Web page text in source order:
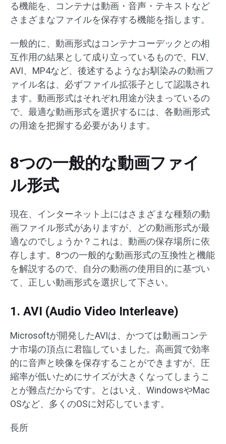
る機能を、コンテナは動画・音声・テキストなど
さまざまなファイルを保存する機能を指します。
一般的に、動画形式はコンテナコーデックとの相
互作用の結果として成り立っているもので、FLV、
AVI、MP4など、後述するようなお馴染みの動画フ
ァイル名は、必ずファイル拡張子として認識され
ます。動画形式はそれぞれ用途が決まっているの
で、最適な動画形式を選択するには、各動画形式
の用途を把握する必要があります。
8つの一般的な動画ファイ
ル形式
現在、インターネット上にはさまざまな種類の動
画ファイル形式がありますが、どの動画形式が最
適なのでしょうか？これは、動画の保存場所に依
存します。8つの一般的な動画形式の互換性と機能
を解説するので、自分の動画の使用目的に基づい
て、正しい動画形式を選択して下さい。
1. AVI (Audio Video Interleave)
Microsoftが開発したAVIは、かつては動画コンテ
ナ市場の頂点に君臨していました。高画質で効率
的に音声と映像を保存することができますが、圧
縮率が低いためにサイズが大きくなってしまうこ
とが難点だからです。とはいえ、WindowsやMac
OSなど、多くのOSに対応しています。
長所